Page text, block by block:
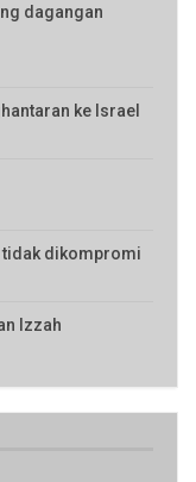
dagangan
ke Israel
tidak dikompromi
Izzah